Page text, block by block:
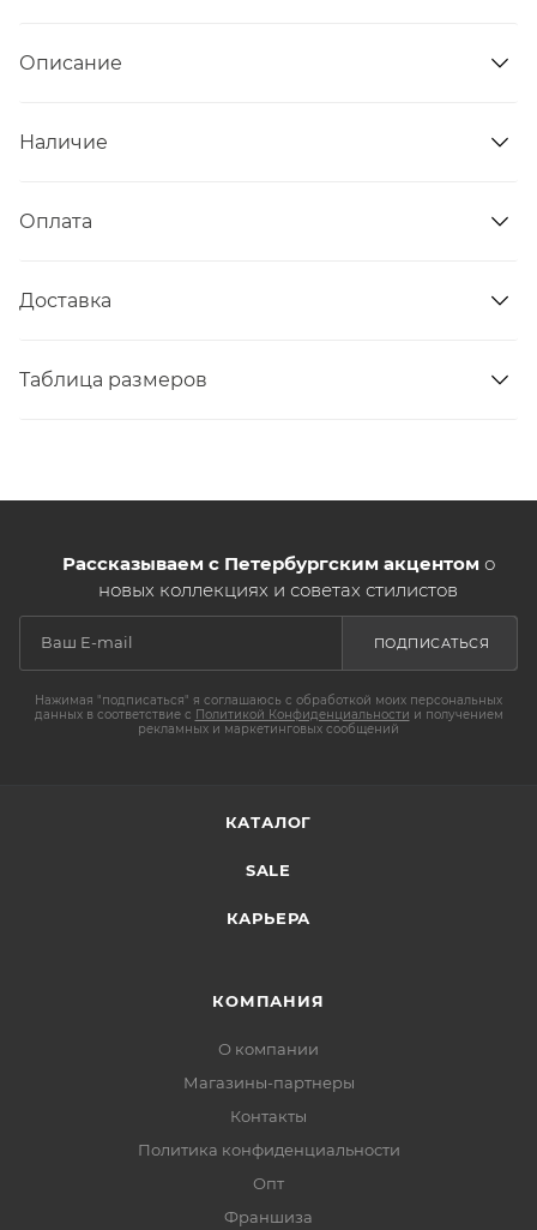
Описание
Наличие
Оплата
Доставка
Таблица размеров
Рассказываем с Петербургским акцентом о
новых коллекциях и советах стилистов
ПОДПИСАТЬСЯ
Нажимая "подписаться" я соглашаюсь с обработкой моих персональных
данных в соответствие с Политикой Конфиденциальности и получением
рекламных и маркетинговых сообщений
КАТАЛОГ
SALE
КАРЬЕРА
КОМПАНИЯ
О компании
Магазины-партнеры
Контакты
Политика конфиденциальности
Опт
Франшиза